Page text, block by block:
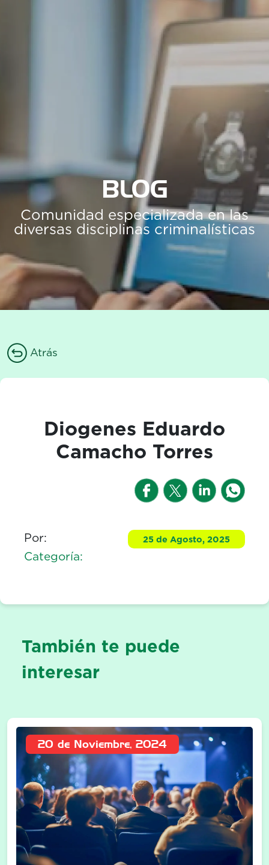
BLOG
Comunidad especializada en las
diversas disciplinas criminalísticas
Atrás
Diogenes Eduardo
Camacho Torres
Por: 25 de Agosto, 2025
Categoría:
También te puede
interesar
20 de Noviembre, 2024